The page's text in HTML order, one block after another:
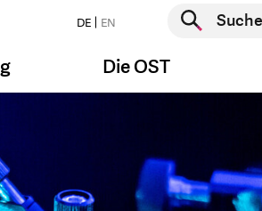
DE EN
Suche starten
Die OST